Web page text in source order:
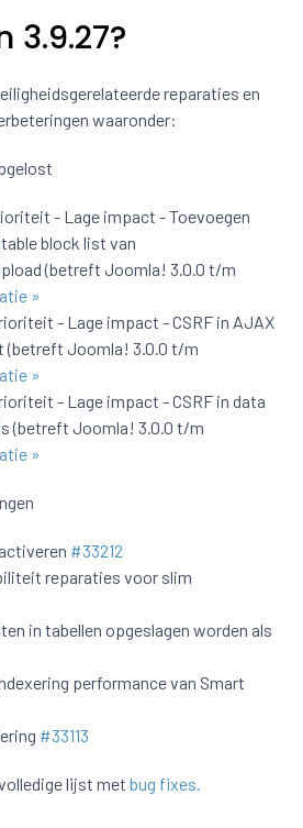
3.9.27?
reparaties en
waaronder:
- Lage impact - Toevoegen
block list van
(betreft Joomla! 3.0.0 t/m
»
- Lage impact - CSRF in AJAX
(betreft Joomla! 3.0.0 t/m
»
- Lage impact - CSRF in data
(betreft Joomla! 3.0.0 t/m
»
#33212
reparaties voor slim
in tabellen opgeslagen worden als
performance van Smart
#33113
lijst met bug fixes.